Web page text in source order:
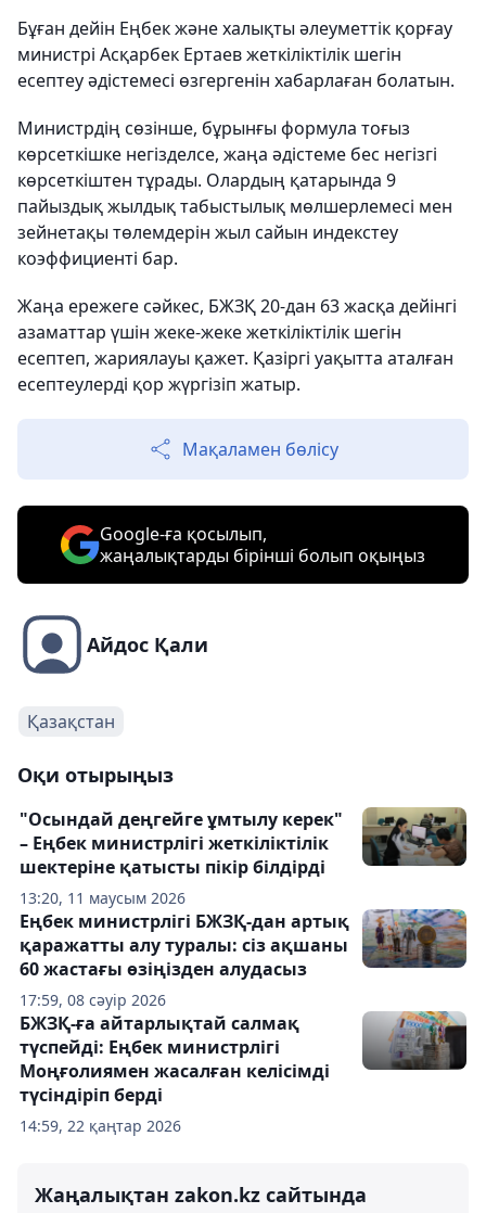
Бұған дейін Еңбек және халықты әлеуметтік қорғау
министрі Асқарбек Ертаев жеткіліктілік шегін
есептеу әдістемесі өзгергенін хабарлаған болатын.
Министрдің сөзінше, бұрынғы формула тоғыз
көрсеткішке негізделсе, жаңа әдістеме бес негізгі
көрсеткіштен тұрады. Олардың қатарында 9
пайыздық жылдық табыстылық мөлшерлемесі мен
зейнетақы төлемдерін жыл сайын индекстеу
коэффициенті бар.
Жаңа ережеге сәйкес, БЖЗҚ 20-дан 63 жасқа дейінгі
азаматтар үшін жеке-жеке жеткіліктілік шегін
есептеп, жариялауы қажет. Қазіргі уақытта аталған
есептеулерді қор жүргізіп жатыр.
Мақаламен бөлісу
Google-ға қосылып,
жаңалықтарды бірінші болып оқыңыз
Айдос Қали
Қазақстан
Оқи отырыңыз
13:20, 11 маусым 2026
"Осындай деңгейге ұмтылу керек"
– Еңбек министрлігі жеткіліктілік
шектеріне қатысты пікір білдірді
17:59, 08 сәуір 2026
Еңбек министрлігі БЖЗҚ-дан артық
қаражатты алу туралы: сіз ақшаны
60 жастағы өзіңізден алудасыз
14:59, 22 қаңтар 2026
БЖЗҚ-ға айтарлықтай салмақ
түспейді: Еңбек министрлігі
Моңғолиямен жасалған келісімді
түсіндіріп берді
Жаңалықтан zakon.kz сайтында